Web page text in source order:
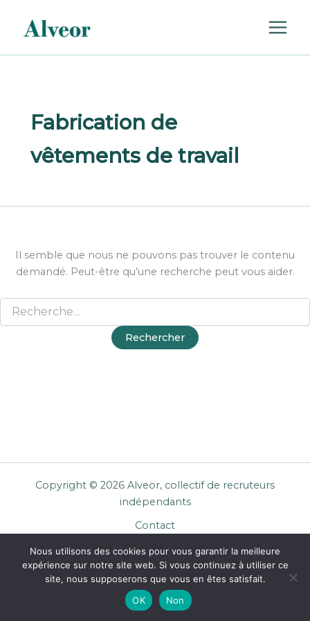
contenu
Fabrication de
vêtements de travail
Il semble que nous ne pouvons pas trouver le contenu
demandé. Peut-être qu’une recherche peut vous aider.
Copyright © 2026 Alveor, collectif de recruteurs
indépendants
Contact
Mentions légales
Confidentialité
CGU Entreprises
Nous utilisons des cookies pour vous garantir la meilleure
expérience sur notre site web. Si vous continuez à utiliser ce
site, nous supposerons que vous en êtes satisfait.
OK
Non